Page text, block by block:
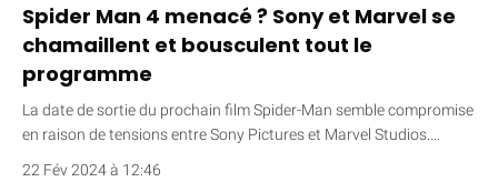
Spider Man 4 menacé ? Sony et Marvel se
chamaillent et bousculent tout le
programme
La date de sortie du prochain film Spider-Man semble compromise
en raison de tensions entre Sony Pictures et Marvel Studios.…
22 Fév 2024 à 12:46